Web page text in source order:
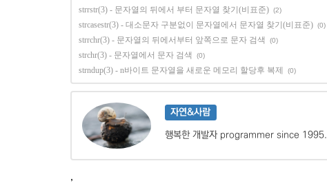
strrstr(3) - 문자열의 뒤에서 부터 문자열 찾기(비표준) (2)
strcasestr(3) - 대소문자 구분없이 문자열에서 문자열 찾기(비표준) (0)
strrchr(3) - 문자열의 뒤에서부터 앞쪽으로 문자 검색 (0)
strchr(3) - 문자열에서 문자 검색 (0)
strndup(3) - n바이트 문자열을 새로운 메모리 할당후 복제 (0)
자연&사람
행복한 개발자 programmer since 1995.
,